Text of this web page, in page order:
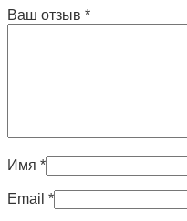
Ваш отзыв *
Имя *
Email *